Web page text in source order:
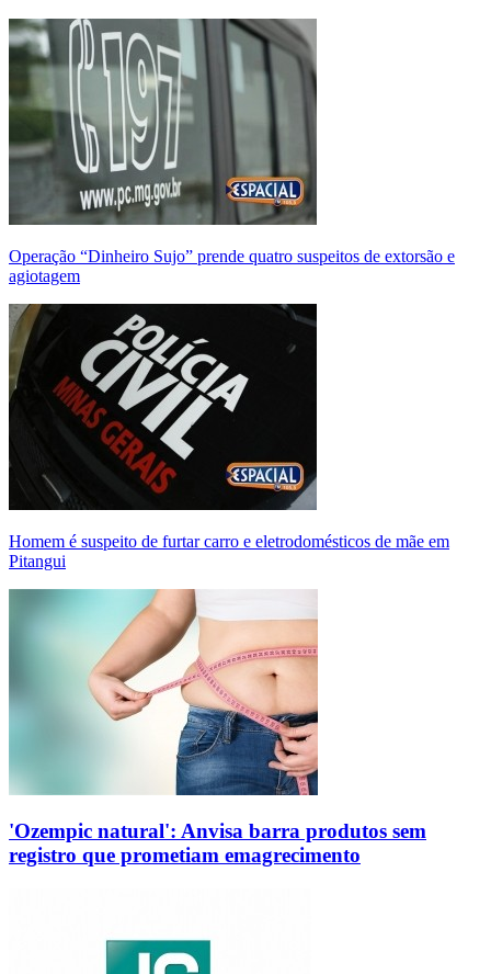
Operação “Dinheiro Sujo” prende quatro suspeitos de extorsão e
agiotagem
Homem é suspeito de furtar carro e eletrodomésticos de mãe em
Pitangui
'Ozempic natural': Anvisa barra produtos sem
registro que prometiam emagrecimento